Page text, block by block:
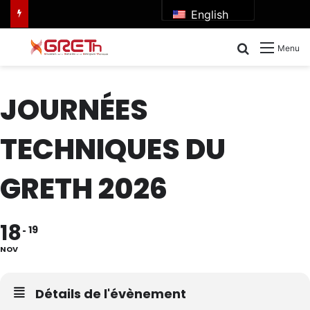
English
Menu
Search for
JOURNÉES
TECHNIQUES DU
GRETH 2026
18
NOV
19
Détails de l'évènement